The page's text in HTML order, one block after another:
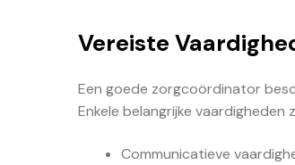
Vereiste
Een goede zorgcoördinator
Enkele belangrijke vaardigheden
Communicatieve